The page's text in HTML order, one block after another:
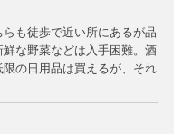
も徒歩で近い所にあるが品
な野菜などは入手困難。酒
の日用品は買えるが、それ